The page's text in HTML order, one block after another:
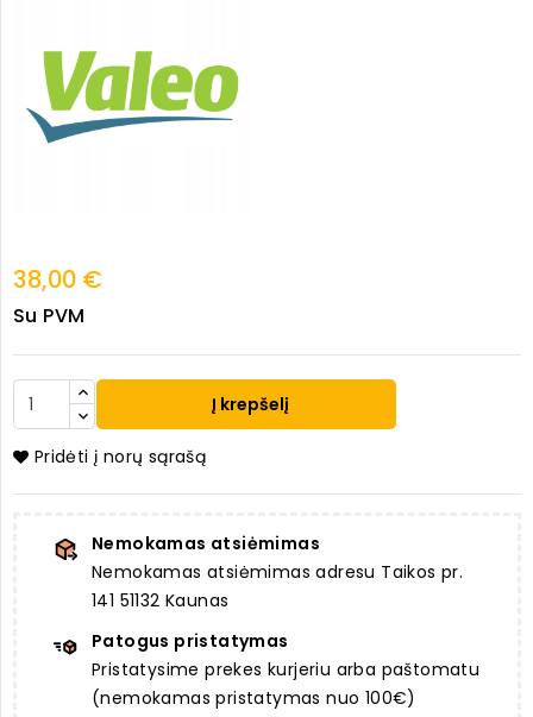
38,00 €
Su PVM
Į krepšelį
Pridėti į norų sąrašą
Nemokamas atsiėmimas
Nemokamas atsiėmimas adresu Taikos pr.
141 51132 Kaunas
Patogus pristatymas
Pristatysime prekes kurjeriu arba paštomatu
(nemokamas pristatymas nuo 100€)